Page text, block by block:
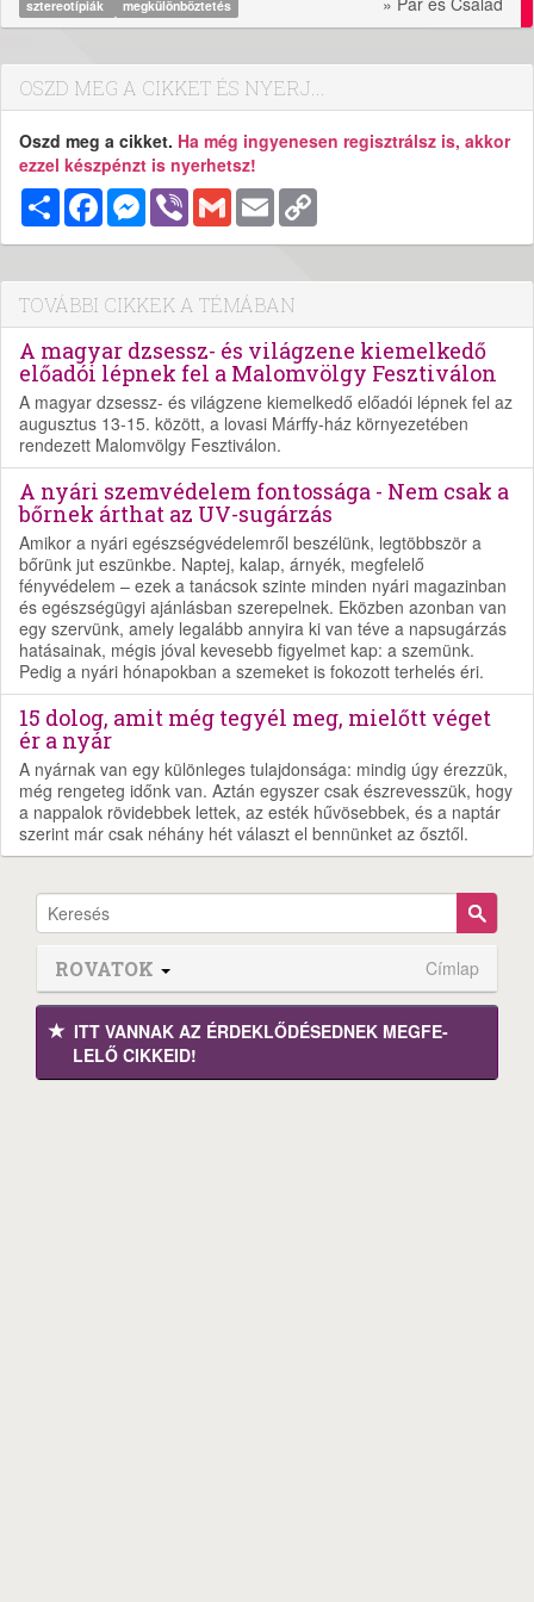
sztereotípiák megkülönböztetés
OSZD MEG A CIKKET ÉS NYERJ...
Oszd meg a cikket. Ha még ingyenesen regisztrálsz is, akkor
ezzel készpénzt is nyerhetsz!
MegosztásFacebookMessenger
Viber Gmail Email
TOVÁBBI CIKKEK A TÉMÁBAN
A magyar dzsessz- és világzene kiemelkedő
előadói lépnek fel a Malomvölgy Fesztiválon
A magyar dzsessz- és világzene kiemelkedő előadói lépnek fel az
augusztus 13-15. között, a lovasi Márffy-ház környezetében
rendezett Malomvölgy Fesztiválon.
A nyári szemvédelem fontossága - Nem csak a
bőrnek árthat az UV-sugárzás
Amikor a nyári egészségvédelemről beszélünk, legtöbbször a
bőrünk jut eszünkbe. Naptej, kalap, árnyék, megfelelő
fényvédelem – ezek a tanácsok szinte minden nyári magazinban
és egészségügyi ajánlásban szerepelnek. Eközben azonban van
egy szervünk, amely legalább annyira ki van téve a napsugárzás
hatásainak, mégis jóval kevesebb figyelmet kap: a szemünk.
Pedig a nyári hónapokban a szemeket is fokozott terhelés éri.
15 dolog, amit még tegyél meg, mielőtt véget
ér a nyár
A nyárnak van egy különleges tulajdonsága: mindig úgy érezzük,
még rengeteg időnk van. Aztán egyszer csak észrevesszük, hogy
a nappalok rövidebbek lettek, az esték hűvösebbek, és a naptár
szerint már csak néhány hét választ el bennünket az ősztől.
ROVATOK Címlap
ITT VANNAK AZ ÉRDEK­LŐDÉ­SEDNEK MEGFE­
LELŐ CIKKEID!